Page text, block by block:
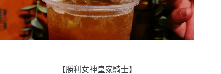
【勝利女神皇家騎士】